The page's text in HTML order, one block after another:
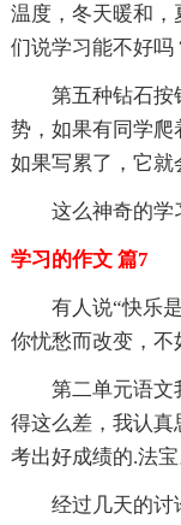
温度，冬天暖和
们说学习能不好吗
第五种钻石按钮
势，如果有同学爬
如果写累了，它就
这么神奇的学习
学习的作文 篇7
有人说“快乐是
你忧愁而改变，不
第二单元语文我
得这么差，我认真
考出好成绩的.法宝
经过几天的讨论